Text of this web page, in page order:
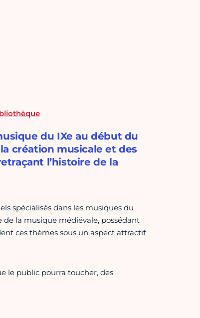
du IXe au début du
création musicale et des
l’histoire de la
spécialisés dans les musiques du
de la musique médiévale, possédant
ces thèmes sous un aspect attractif
le public pourra toucher, des